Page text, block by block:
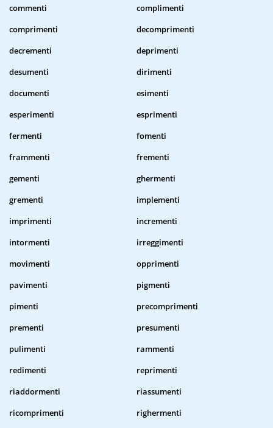
commenti
complimenti
comprimenti
decomprimenti
decrementi
deprimenti
desumenti
dirimenti
documenti
esimenti
esperimenti
esprimenti
fermenti
fomenti
frammenti
frementi
gementi
ghermenti
grementi
implementi
imprimenti
incrementi
intormenti
irreggimenti
movimenti
opprimenti
pavimenti
pigmenti
pimenti
precomprimenti
prementi
presumenti
pulimenti
rammenti
redimenti
reprimenti
riaddormenti
riassumenti
ricomprimenti
righermenti